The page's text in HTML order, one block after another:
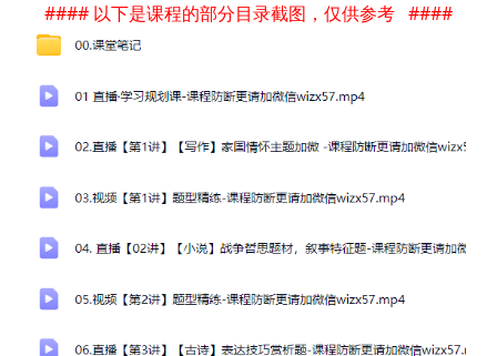
#### 以下是课程的部分目录截图，仅供参考 ####